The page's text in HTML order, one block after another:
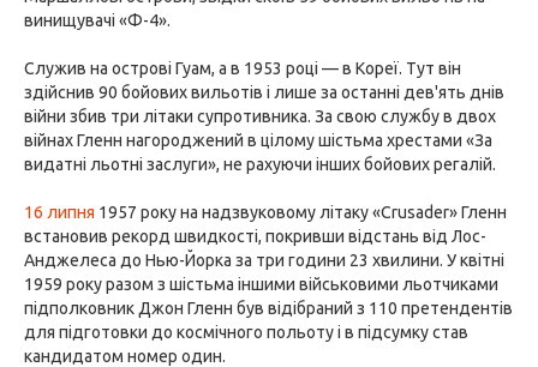
винищувачі «Ф-4».
Служив на острові Гуам, а в 1953 році — в Кореї. Тут він
здійснив 90 бойових вильотів і лише за останні дев'ять днів
війни збив три літаки супротивника. За свою службу в двох
війнах Гленн нагороджений в цілому шістьма хрестами «За
видатні льотні заслуги», не рахуючи інших бойових регалій.
16 липня 1957 року на надзвуковому літаку «Crusader» Гленн
встановив рекорд швидкості, покривши відстань від Лос-
Анджелеса до Нью-Йорка за три години 23 хвилини. У квітні
1959 року разом з шістьма іншими військовими льотчиками
підполковник Джон Гленн був відібраний з 110 претендентів
для підготовки до космічного польоту і в підсумку став
кандидатом номер один.